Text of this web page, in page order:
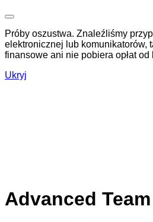
Próby oszustwa. Znaleźliśmy
elektronicznej lub komunikatorów,
finansowe ani nie pobiera opłat
Ukryj
Advanced